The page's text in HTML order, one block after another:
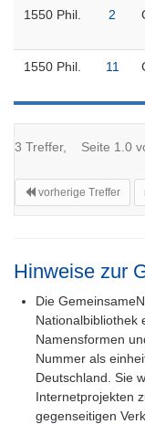
1550 Phil. 2
1550 Phil. 11
3 Treffer, Seite 1.0
vorherige Treffer
Hinweise zur
Die
Nationalbibliothek
Namensformen
Nummer als
Deutschland. Sie
Internetprojekten
gegenseitigen